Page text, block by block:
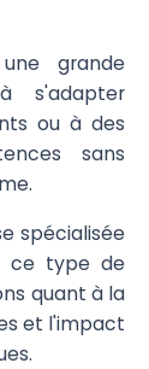
grande
s'adapter
ou à des
sans
spécialisée
ce type de
quant à la
et l'impact